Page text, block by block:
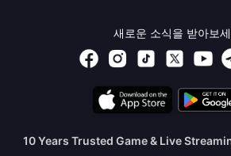
새로운 소식을 받아보
10 Years Trusted Game & Live